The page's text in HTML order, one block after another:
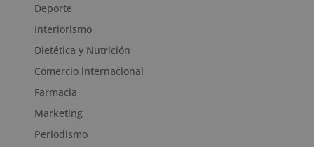
Deporte
Interiorismo
Dietética y Nutrición
Comercio internacional
Farmacia
Marketing
Periodismo